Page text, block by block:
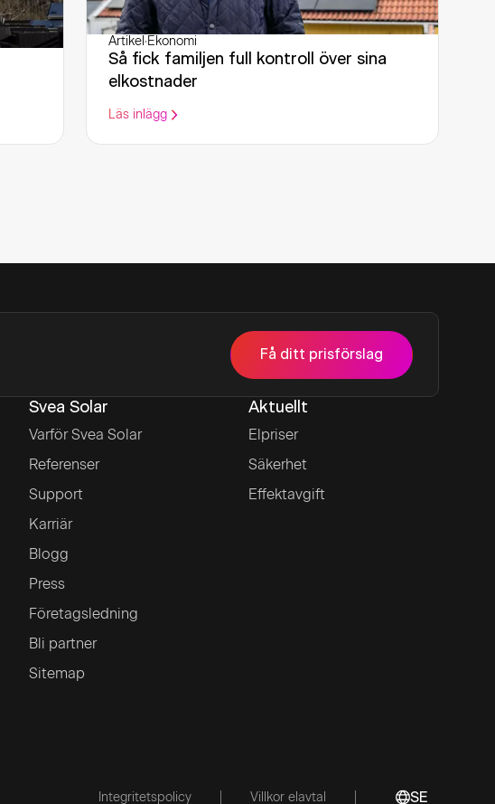
Artikel ·Ekonomi
Så fick familjen full kontroll över sina
elkostnader
Läs inlägg
Få ditt prisförslag
Svea Solar
Varför Svea Solar
Referenser
Support
Karriär
Blogg
Press
Företagsledning
Bli partner
Sitemap
Aktuellt
Elpriser
Säkerhet
Effektavgift
Integritetspolicy Villkor elavtal SE